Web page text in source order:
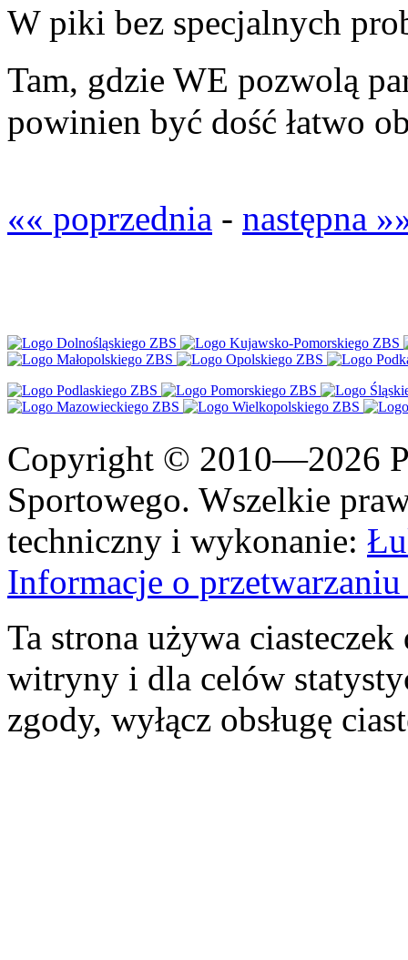
W piki bez specjalnych
Tam, gdzie WE pozwolą
powinien być dość łatwo
«« poprzednia - następna
Copyright © 2010—2026
Sportowego. Wszelkie
techniczny i wykonanie:
Informacje o
Ta strona używa
witryny i dla celów
zgody, wyłącz obsługę